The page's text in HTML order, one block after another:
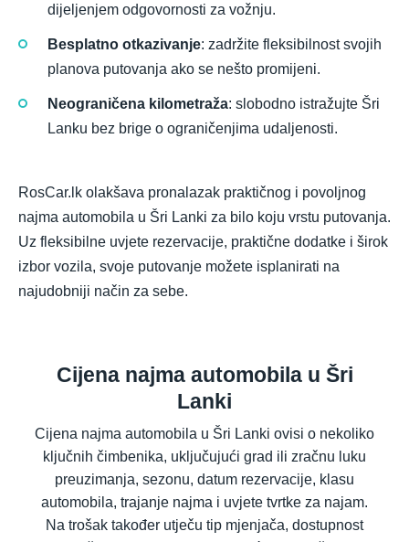
dijeljenjem odgovornosti za vožnju.
Besplatno otkazivanje: zadržite fleksibilnost svojih
planova putovanja ako se nešto promijeni.
Neograničena kilometraža: slobodno istražujte Šri
Lanku bez brige o ograničenjima udaljenosti.
RosCar.lk olakšava pronalazak praktičnog i povoljnog
najma automobila u Šri Lanki za bilo koju vrstu putovanja.
Uz fleksibilne uvjete rezervacije, praktične dodatke i širok
izbor vozila, svoje putovanje možete isplanirati na
najudobniji način za sebe.
Cijena najma automobila u Šri
Lanki
Cijena najma automobila u Šri Lanki ovisi o nekoliko
ključnih čimbenika, uključujući grad ili zračnu luku
preuzimanja, sezonu, datum rezervacije, klasu
automobila, trajanje najma i uvjete tvrtke za najam.
Na trošak također utječu tip mjenjača, dostupnost